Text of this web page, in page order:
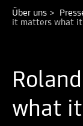
Über uns >
it matters what it
what